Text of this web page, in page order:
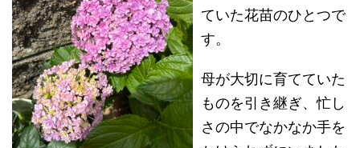
ていた花苗のひとつで
す。
母が大切に育てていた
ものを引き継ぎ、忙し
さの中でなかなか手を